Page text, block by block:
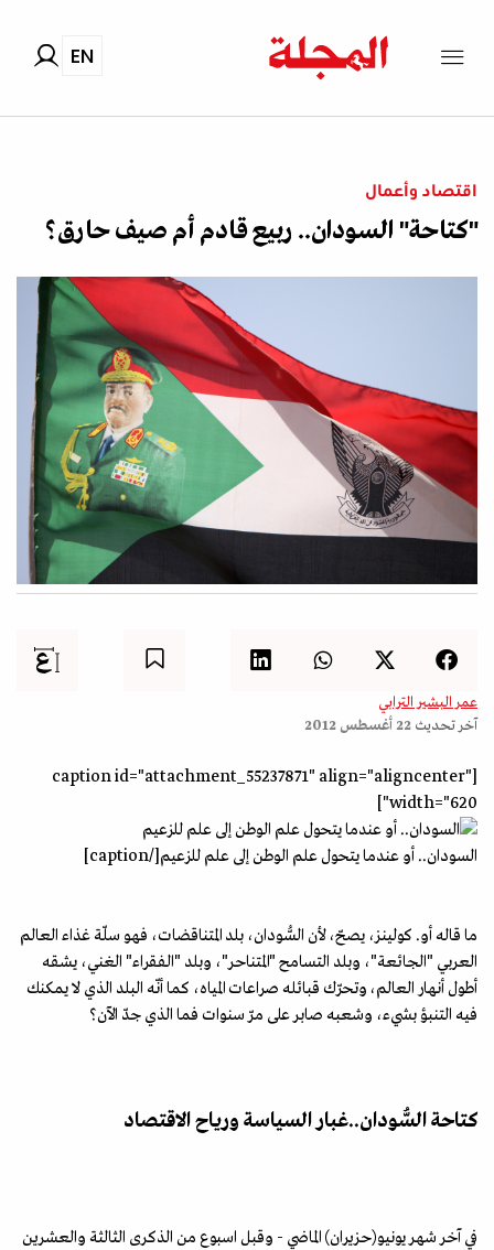
EN
اقتصاد وأعمال
"كتاحة" السودان.. ربيع قادم أم صيف حارق؟
عمر البشير الترابي
آخر تحديث 22 أغسطس 2012
[caption id="attachment_55237871" align="aligncenter"
width="620"]
السودان.. أو عندما يتحول علم الوطن إلى علم للزعيم[/caption]
ما قاله أو. كولينز، يصحّ، لأن السُّودان، بلد المتناقضات، فهو سلّة غذاء العالم
العربي "الجائعة"، وبلد التسامح "المتناحر"، وبلد "الفقراء" الغني، يشقه
أطول أنهار العالم، وتحرّك قبائله صراعات المياه، كما أنّه البلد الذي لا يمكنك
فيه التنبؤ بشيء، وشعبه صابر على مرّ سنوات فما الذي جدّ الآن؟
كتاحة السُّودان..غبار السياسة ورياح الاقتصاد
في آخر شهر يونيو(حزيران) الماضي - وقبل اسبوع من الذكرى الثالثة والعشرين